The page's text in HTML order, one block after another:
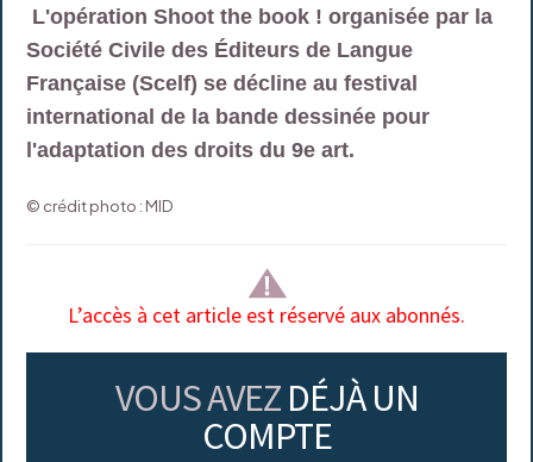
L'opération Shoot the book ! organisée par la
Société Civile des Éditeurs de Langue
Française (Scelf) se décline au festival
international de la bande dessinée pour
l'adaptation des droits du 9e art.
© crédit photo : MID
L’accès à cet article est réservé aux abonnés.
VOUS AVEZ DÉJÀ UN
COMPTE